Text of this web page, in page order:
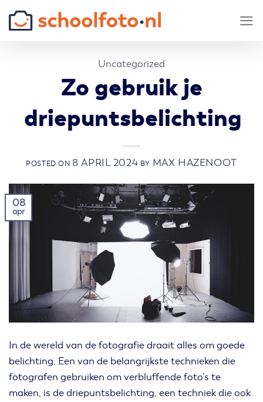
Uncategorized
Zo gebruik je
driepuntsbelichting
POSTED ON 8 APRIL 2024 BY MAX HAZENOOT
08
apr
In de wereld van de fotografie draait alles om goede
belichting. Een van de belangrijkste technieken die
fotografen gebruiken om verbluffende foto’s te
maken, is de driepuntsbelichting, een techniek die ook